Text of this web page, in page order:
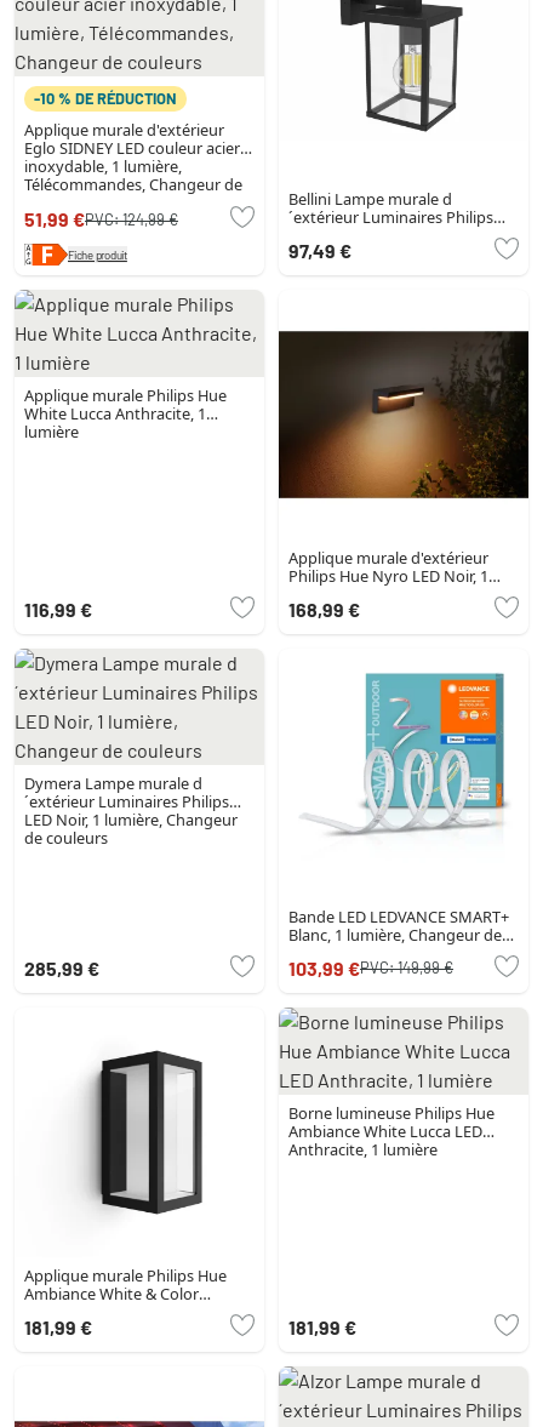
-10 % DE RÉDUCTION
Applique murale d'extérieur
Eglo SIDNEY LED couleur acier
inoxydable, 1 lumière,
Télécommandes, Changeur de
51,99 €PVC:124,99 €
Fiche produit
Bellini Lampe murale d
´extérieur Luminaires Philips
97,49 €
Applique murale Philips Hue
White Lucca Anthracite, 1
lumière
116,99 €
Applique murale d'extérieur
Philips Hue Nyro LED Noir, 1
lumière, Changeur de couleurs
168,99 €
Dymera Lampe murale d
´extérieur Luminaires Philips
LED Noir, 1 lumière, Changeur
de couleurs
285,99 €
Bande LED LEDVANCE SMART+
Blanc, 1 lumière, Changeur de
103,99 €PVC:149,99 €
Applique murale Philips Hue
Ambiance White & Color
Changeur de couleurs
181,99 €
Borne lumineuse Philips Hue
Ambiance White Lucca LED
Anthracite, 1 lumière
181,99 €